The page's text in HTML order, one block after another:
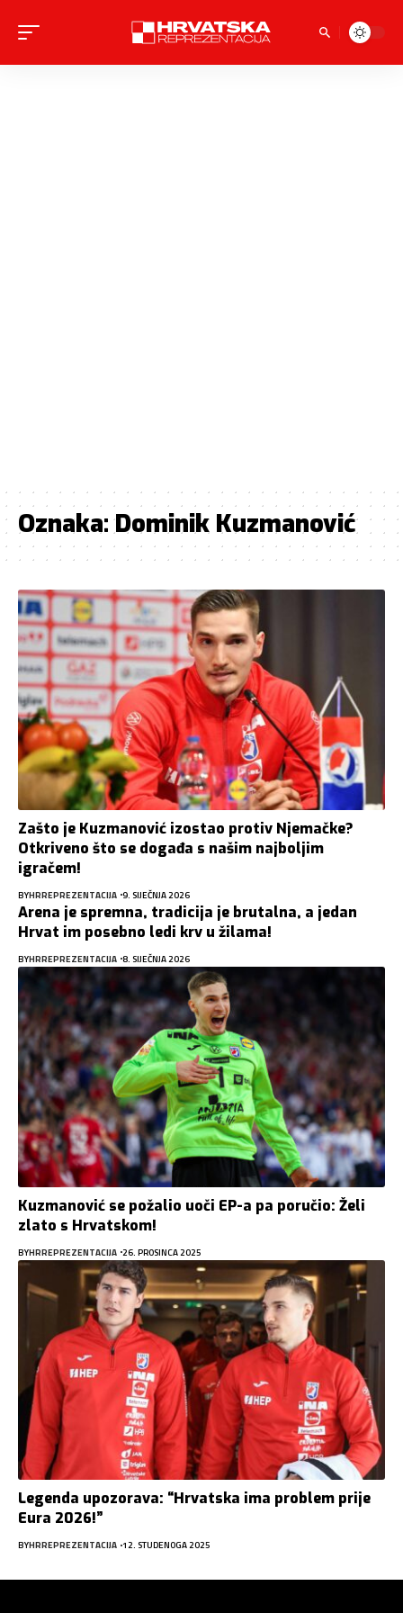
Oznaka:Dominik Kuzmanović
Zašto je Kuzmanović izostao protiv Njemačke?
Otkriveno što se događa s našim najboljim
igračem!
BYHRREPREZENTACIJA 9. SIJEČNJA 2026
Arena je spremna, tradicija je brutalna, a jedan
Hrvat im posebno ledi krv u žilama!
BYHRREPREZENTACIJA 8. SIJEČNJA 2026
Kuzmanović se požalio uoči EP-a pa poručio: Želi
zlato s Hrvatskom!
BYHRREPREZENTACIJA 26. PROSINCA 2025
Legenda upozorava: “Hrvatska ima problem prije
Eura 2026!”
BYHRREPREZENTACIJA 12. STUDENOGA 2025